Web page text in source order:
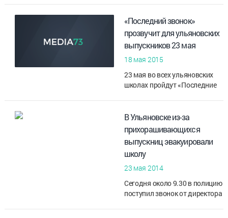
праздник для 4 291
выпускника 9 классов и 2 501
выпускника 11 классов.
В школ...
«Последний звонок»
прозвучит для ульяновских
выпускников 23 мая
18 мая 2015
23 мая во всех ульяновских
школах пройдут «Последние
управления образования,
291 выпуск...
В Ульяновске из-за
прихорашивающихся
выпускниц эвакуировали
школу
23 мая 2014
Сегодня около 9.30 в полицию
поступил звонок от директора